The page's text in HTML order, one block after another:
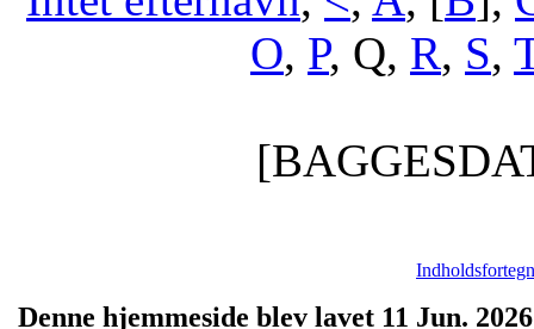
O, P, Q, R, S,
Denne hjemmeside blev lavet 11 Jun.